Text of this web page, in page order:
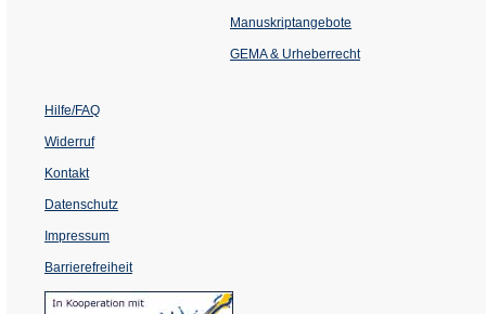
einem
Tab)
Manuskriptangebote
GEMA & Urheberrecht
Hilfe/FAQ
Widerruf
Kontakt
Datenschutz
Impressum
Barrierefreiheit
(Öffnet